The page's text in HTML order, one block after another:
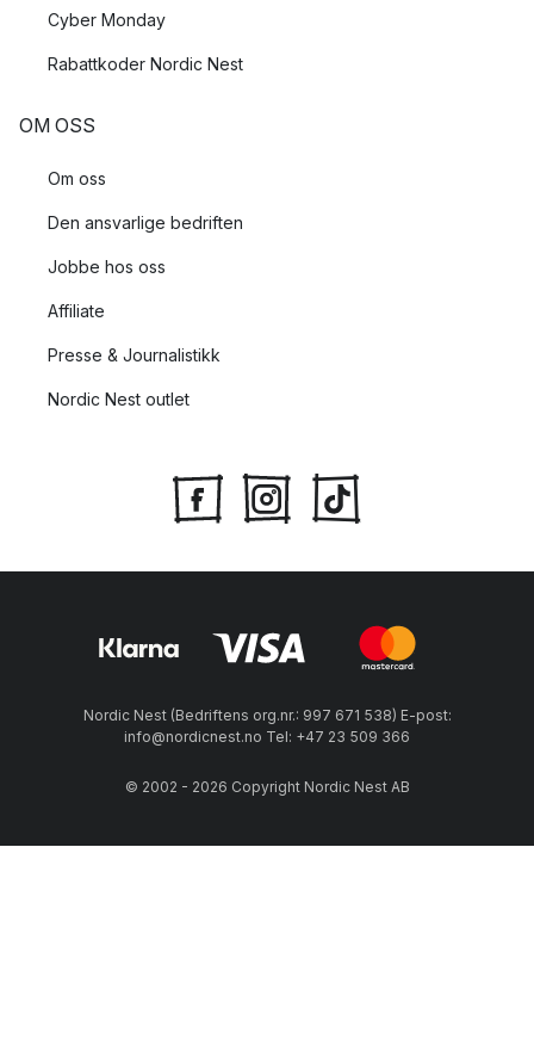
Cyber Monday
Rabattkoder Nordic Nest
OM OSS
Om oss
Den ansvarlige bedriften
Jobbe hos oss
Affiliate
Presse & Journalistikk
Nordic Nest outlet
Nordic Nest (Bedriftens org.nr.: 997 671 538) E-post:
info@nordicnest.no Tel: +47 23 509 366
© 2002 - 2026 Copyright Nordic Nest AB